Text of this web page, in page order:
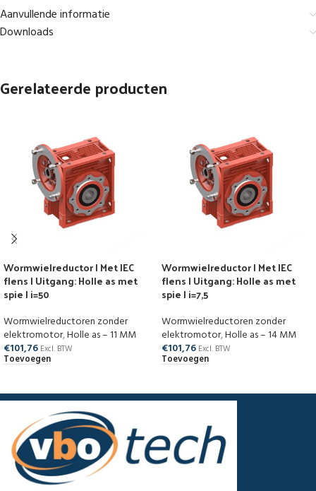
Aanvullende informatie
Downloads
Gerelateerde producten
Wormwielreductor | Met IEC
flens | Uitgang: Holle as met
spie | i=50
Wormwielreductoren zonder
elektromotor,Holle as – 11 MM
€101,76 Excl. BTW
Toevoegen
Wormwielreductor | Met IEC
flens | Uitgang: Holle as met
spie | i=7,5
Wormwielreductoren zonder
elektromotor,Holle as – 14 MM
€101,76 Excl. BTW
Toevoegen